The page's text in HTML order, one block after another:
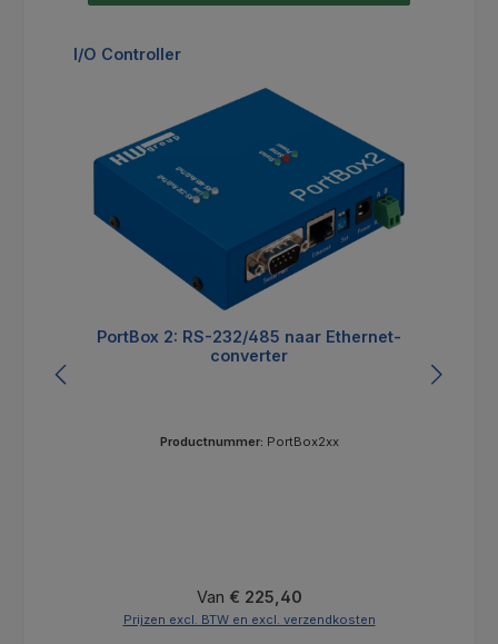
Productgalerij overslaan
I/O Controller
PortBox 2: RS-232/485 naar Ethernet-
converter
Productnummer: PortBox2xx
Normale prijs:
Van € 225,40
Prijzen excl. BTW en excl. verzendkosten